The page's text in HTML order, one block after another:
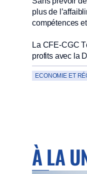
plus de
compétences
La CFE-CGC
profits avec la
ECONOMIE ET
À LA